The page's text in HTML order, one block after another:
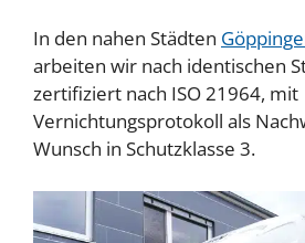
In den nahen Städten
arbeiten wir nach identischen
zertifiziert nach ISO 21964, mit
Vernichtungsprotokoll als
Wunsch in Schutzklasse 3.